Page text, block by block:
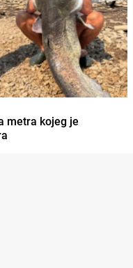
metra kojeg je